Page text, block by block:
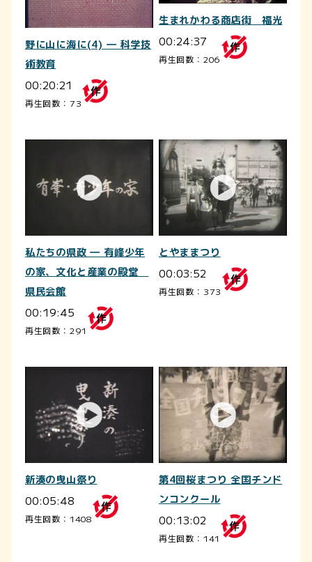
野に山に海に(4) ― 科学技
術教育
00:20:21
再生回数：73
生まれかわる商店街 福光
00:24:37
再生回数：206
私たちの県政 ― 有峰少年
の家、文化と産業の殿堂
県民会館
00:19:45
再生回数：291
とやままつり
00:03:52
再生回数：373
新湊の曳山祭り
00:05:48
再生回数：1408
第4回桜まつり 全国チンド
ンコンクール
00:13:02
再生回数：141